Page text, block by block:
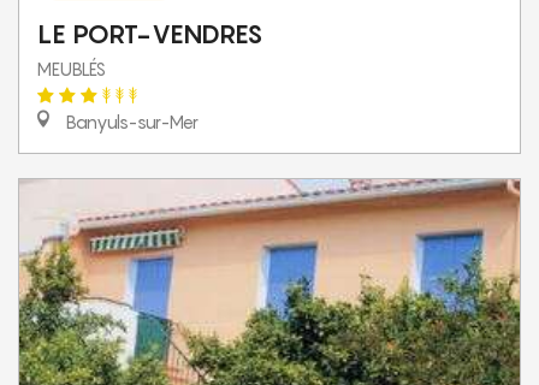
LE PORT-VENDRES
MEUBLÉS
Banyuls-sur-Mer